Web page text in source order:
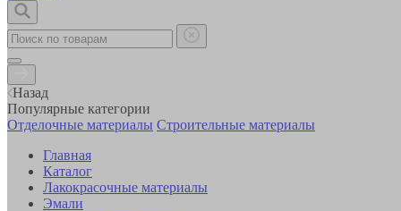
Назад
Популярные категории
Отделочные материалы Строительные материалы
Главная
Каталог
Лакокрасочные материалы
Эмали